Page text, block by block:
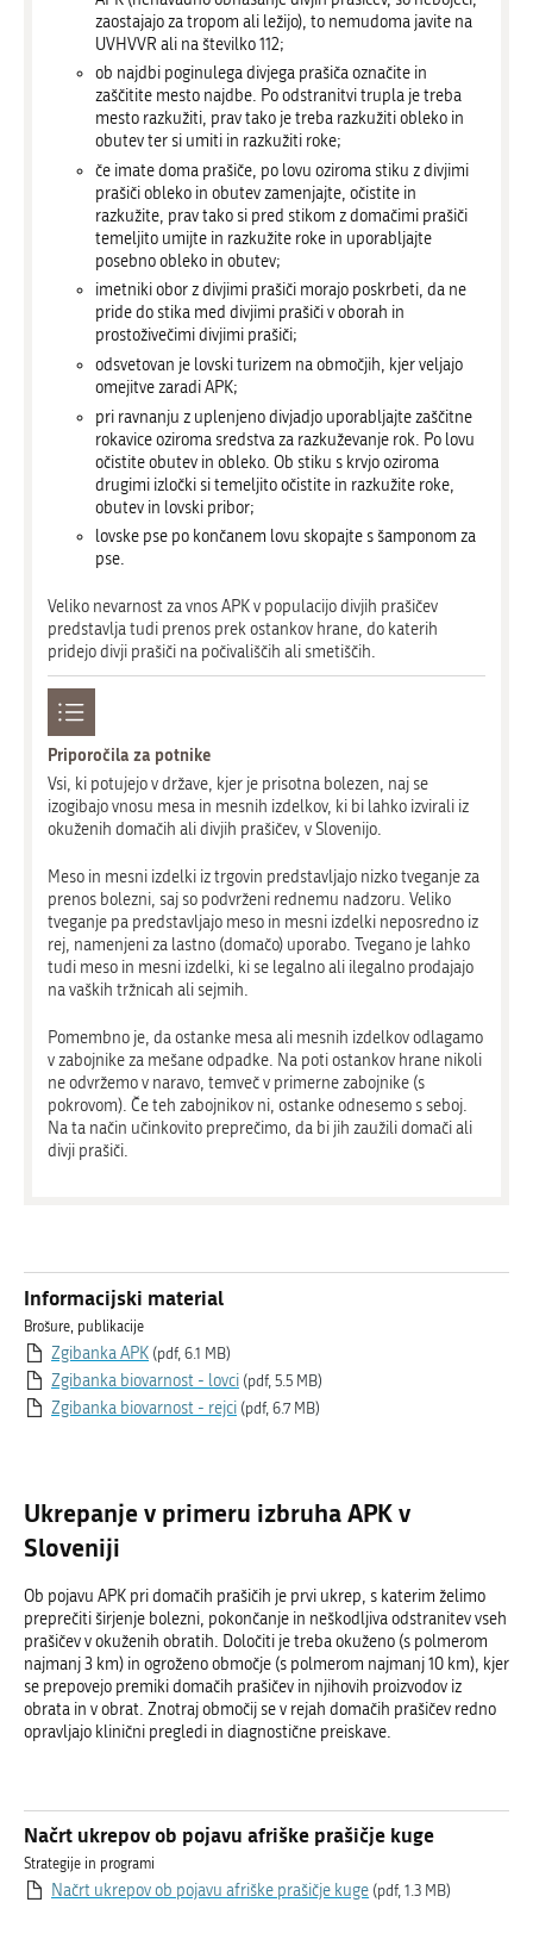
zaostajajo za tropom ali ležijo), to nemudoma javite na
UVHVVR ali na številko 112;
ob najdbi poginulega divjega prašiča označite in
zaščitite mesto najdbe. Po odstranitvi trupla je treba
mesto razkužiti, prav tako je treba razkužiti obleko in
obutev ter si umiti in razkužiti roke;
če imate doma prašiče, po lovu oziroma stiku z divjimi
prašiči obleko in obutev zamenjajte, očistite in
razkužite, prav tako si pred stikom z domačimi prašiči
temeljito umijte in razkužite roke in uporabljajte
posebno obleko in obutev;
imetniki obor z divjimi prašiči morajo poskrbeti, da ne
pride do stika med divjimi prašiči v oborah in
prostoživečimi divjimi prašiči;
odsvetovan je lovski turizem na območjih, kjer veljajo
omejitve zaradi APK;
pri ravnanju z uplenjeno divjadjo uporabljajte zaščitne
rokavice oziroma sredstva za razkuževanje rok. Po lovu
očistite obutev in obleko. Ob stiku s krvjo oziroma
drugimi izločki si temeljito očistite in razkužite roke,
obutev in lovski pribor;
lovske pse po končanem lovu skopajte s šamponom za
pse.
Veliko nevarnost za vnos APK v populacijo divjih prašičev
predstavlja tudi prenos prek ostankov hrane, do katerih
pridejo divji prašiči na počivališčih ali smetiščih.
Priporočila za potnike
Vsi, ki potujejo v države, kjer je prisotna bolezen, naj se
izogibajo vnosu mesa in mesnih izdelkov, ki bi lahko izvirali iz
okuženih domačih ali divjih prašičev, v Slovenijo.
Meso in mesni izdelki iz trgovin predstavljajo nizko tveganje za
prenos bolezni, saj so podvrženi rednemu nadzoru. Veliko
tveganje pa predstavljajo meso in mesni izdelki neposredno iz
rej, namenjeni za lastno (domačo) uporabo. Tvegano je lahko
tudi meso in mesni izdelki, ki se legalno ali ilegalno prodajajo
na vaških tržnicah ali sejmih.
Pomembno je, da ostanke mesa ali mesnih izdelkov odlagamo
v zabojnike za mešane odpadke. Na poti ostankov hrane nikoli
ne odvržemo v naravo, temveč v primerne zabojnike (s
pokrovom). Če teh zabojnikov ni, ostanke odnesemo s seboj.
Na ta način učinkovito preprečimo, da bi jih zaužili domači ali
divji prašiči.
Informacijski material
Brošure, publikacije
Zgibanka APK (pdf, 6.1 MB)
Zgibanka biovarnost - lovci (pdf, 5.5 MB)
Zgibanka biovarnost - rejci (pdf, 6.7 MB)
Ukrepanje v primeru izbruha APK v
Sloveniji
Ob pojavu APK pri domačih prašičih je prvi ukrep, s katerim želimo
preprečiti širjenje bolezni, pokončanje in neškodljiva odstranitev vseh
prašičev v okuženih obratih. Določiti je treba okuženo (s polmerom
najmanj 3 km) in ogroženo območje (s polmerom najmanj 10 km), kjer
se prepovejo premiki domačih prašičev in njihovih proizvodov iz
obrata in v obrat. Znotraj območij se v rejah domačih prašičev redno
opravljajo klinični pregledi in diagnostične preiskave.
Načrt ukrepov ob pojavu afriške prašičje kuge
Strategije in programi
Načrt ukrepov ob pojavu afriške prašičje kuge (pdf, 1.3 MB)